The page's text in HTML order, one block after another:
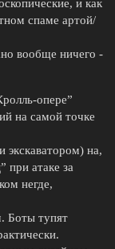
и как
спаме артой/
вообще ничего -
опере”
на самой точке
экскаватором) на,
при атаке за
негде,
Боты тупят